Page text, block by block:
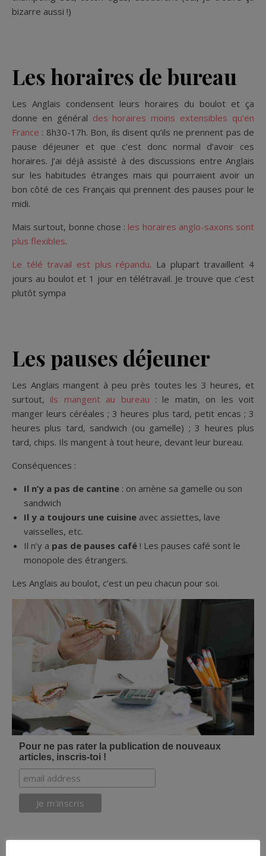
bizarre aussi !)
Les horaires de bureau
Les Anglais condensent leurs horaires du boulot et ça
donne en général des horaires moins extensibles qu’en
France : 8h30-17h. Bon, ils disent qu’ils ne prennent pas de
pause déjeuner et que c’est donc normal d’avoir ces
horaires. J’ai déjà assisté à des discussions entre Anglais
sur les habitudes étranges mais qui pourraient avoir un
bon côté de ces Français qui prennent des pauses pour le
midi.
Mais surtout, bonne chose : les horaires anglo-saxons sont
plus flexibles.
Le télé travail est plus répandu. La plupart travaillent 4
jours au boulot et 1 jour en télétravail. Je trouve que c’est
plutôt sympa
Les pauses déjeuner
Les Anglais mangent à peu près toutes les 3 heures, et
surtout, ils mangent au bureau : le matin, on les voit
manger leurs céréales ; 3 heures plus tard, petit encas ; 3
heures plus tard, sandwich (ou gamelle) ; 3 heures plus
tard, chips. Ils mangent à tout heure, devant leur bureau.
Conséquences :
Il n’y a pas de cantine : on amène sa gamelle ou son
sandwich
Il y a toujours une cuisine avec assiettes, lave
vaisselles, etc.
Il n’y a pas de pauses café ! Les pauses café sont le
monopole des étrangers.
Les Anglais au boulot, c’est un peu chacun pour soi.
Pour ne pas rater la publication de nouveaux
articles, inscris-toi !